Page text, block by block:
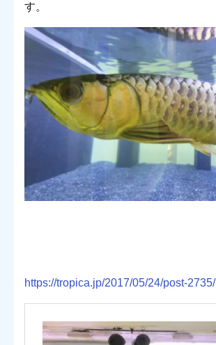
す。
https://tropica.jp/2017/05/24/post-2735/